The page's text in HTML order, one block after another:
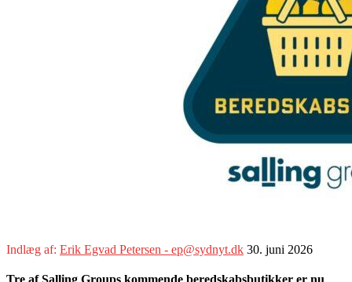
Indlæg af: Erik Egvad Petersen - ep@sydnyt.dk 30. juni 2026
Tre af Salling Groups kommende beredskabsbutikker er nu